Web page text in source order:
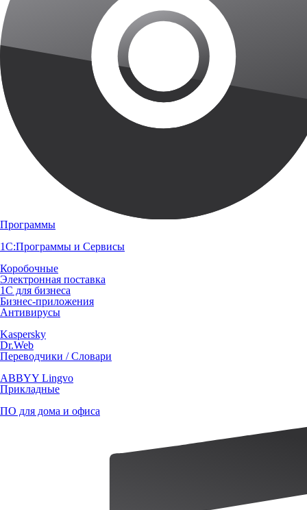
Программы
1С:Программы и Сервисы
Коробочные
Электронная поставка
1С для бизнеса
Бизнес-приложения
Антивирусы
Kaspersky
Dr.Web
Переводчики / Словари
ABBYY Lingvo
Прикладные
ПО для дома и офиса